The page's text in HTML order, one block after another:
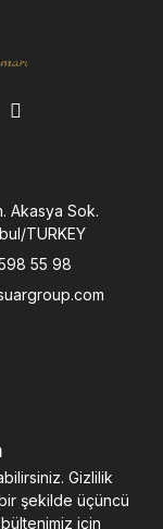
P
r
e
s
t
Akasya Sok.
TURKEY
55 98
Gizlilik
şekilde üçüncü
için